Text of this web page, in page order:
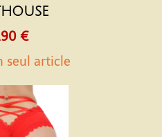
€
seul article